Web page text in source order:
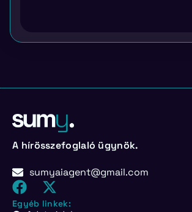
A hírösszefoglaló ügynök.
sumyaiagent@gmail.com
Egyéb linkek: